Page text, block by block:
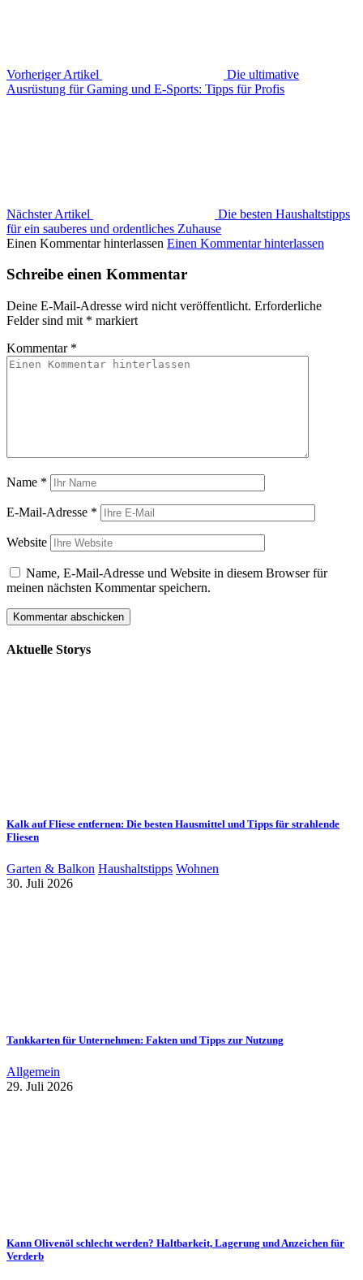
Vorheriger Artikel
Die ultimative
Ausrüstung für Gaming und E-Sports: Tipps für Profis
Nächster Artikel
Die besten Haushaltstipps
für ein sauberes und ordentliches Zuhause
Einen Kommentar hinterlassen Einen Kommentar hinterlassen
Schreibe einen Kommentar
Deine E-Mail-Adresse wird nicht veröffentlicht. Erforderliche
Felder sind mit * markiert
Kommentar *
Name *
E-Mail-Adresse *
Website
Name, E-Mail-Adresse und Website in diesem Browser für
meinen nächsten Kommentar speichern.
Aktuelle Storys
Kalk auf Fliese entfernen: Die besten Hausmittel und Tipps für strahlende
Fliesen
Garten & Balkon Haushaltstipps Wohnen
30. Juli 2026
Tankkarten für Unternehmen: Fakten und Tipps zur Nutzung
Allgemein
29. Juli 2026
Kann Olivenöl schlecht werden? Haltbarkeit, Lagerung und Anzeichen für
Verderb